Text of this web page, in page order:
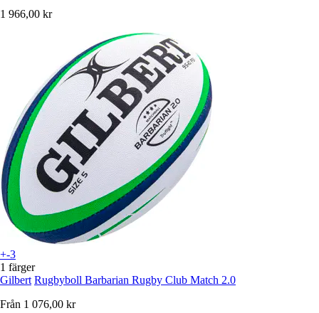
1 966,00 kr
+-3
1 färger
Gilbert Rugbyboll Barbarian Rugby Club Match 2.0
Från 1 076,00 kr